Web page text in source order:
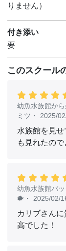
【講師紹介】『
集者。編集歴
を担当。
【「ストーリー
400万部超『銭
灯の冷徹』・江
世界中のひと
ャクチャにな
界の図書館」
物語を守るた
シリーズ第一
https://
【『ふしぎな
孫悟空たちが
ゃった！？魔
りません）
付き添い
要
このスクール
幼魚水族館か
ミツ ・ 2025/
水族館を見
も見れたの
幼魚水族館バ
🐡 ・ 2025/02/
カリブさん
高でした！